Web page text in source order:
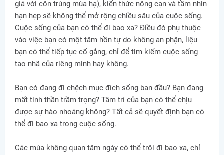
giá với côn trùng mùa hạ), kiến thức nông cạn và tầm nhìn
hạn hẹp sẽ không thể mở rộng chiều sâu của cuộc sống.
Cuộc sống của bạn có thể đi bao xa? Điều đó phụ thuộc
vào việc bạn có một tâm hồn tự do không an phận, liệu
bạn có thể tiếp tục cố gắng, chỉ để tìm kiếm cuộc sống
tao nhã của riêng mình hay không.
Bạn có đang đi chệch mục đích sống ban đầu? Bạn đang
mất tinh thần trầm trọng? Tâm trí của bạn có thể chịu
được sự hào nhoáng không? Tất cả sẽ quyết định bạn có
thể đi bao xa trong cuộc sống.
Các mùa không quan tâm ngày có thể trôi đi bao xa, chỉ